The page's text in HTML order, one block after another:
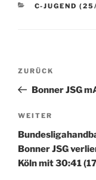
KATEGORIEN
C-JUGEND
Vorheriger
Beitrag
ZURÜCK
Bonner JSG
Nächster
Beitrag
WEITER
Bonner JSG
Köln mit 30:41